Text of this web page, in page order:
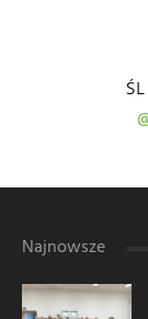
Najnowsze